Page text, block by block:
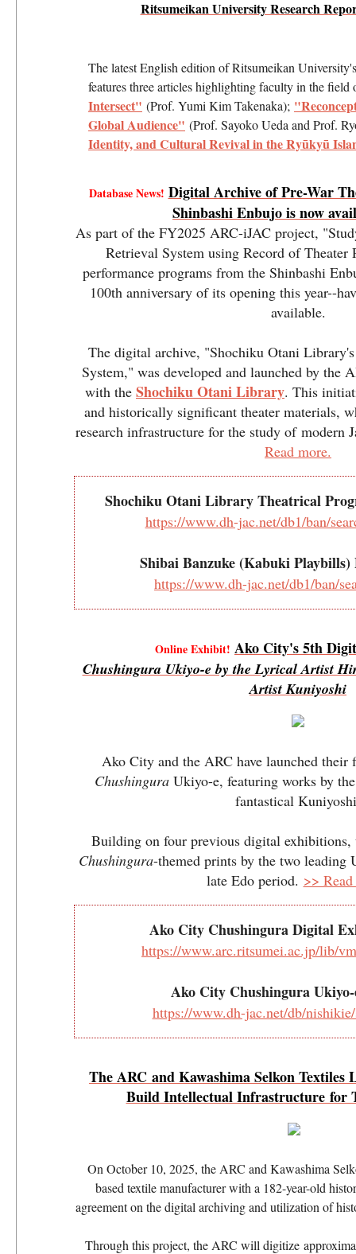
Ritsumeikan University Research
The latest English edition of Ritsumeikan
features three articles highlighting faculty in the
Intersect" (Prof. Yumi Kim Takenaka);
Global Audience" (Prof. Sayoko Ueda and Prof.
Identity, and Cultural Revival in the Ryūkyū
Database News! Digital Archive of Pre-War
Shinbashi Enbujo is now
As part of the FY2025 ARC-iJAC project,
Retrieval System using Record of Theater
performance programs from the Shinbashi
100th anniversary of its opening this year--
available.
The digital archive, "Shochiku Otani
System," was developed and launched by the
with the Shochiku Otani Library. This
and historically significant theater materials,
research infrastructure for the study of modern
Read more.
Shochiku Otani Library Theatrical
https://www.dh-jac.net/db1/ban/
Shibai Banzuke (Kabuki Playbills)
https://www.dh-jac.net/db1/ban/
Online Exhibit! Ako City's 5th
Chushingura Ukiyo-e by the Lyrical Artist
Artist Kuniyoshi
Ako City and the ARC have launched
ChushinguraUkiyo-e, featuring works by
fantastical
Building on four previous digital
Chushingura-themed prints by the two leading
late Edo period. >>
Ako City Chushingura Digital
https://www.arc.ritsumei.ac.jp/lib/
Ako City Chushingura Ukiyo-
https://www.dh-jac.net/db/nishikie/
The ARC and Kawashima Selkon Textiles
Build Intellectual Infrastructure for
On October 10, 2025, the ARC and Kawashima
based textile manufacturer with a 182-year-old
agreement on the digital archiving and utilization of
Through this project, the ARC will digitize